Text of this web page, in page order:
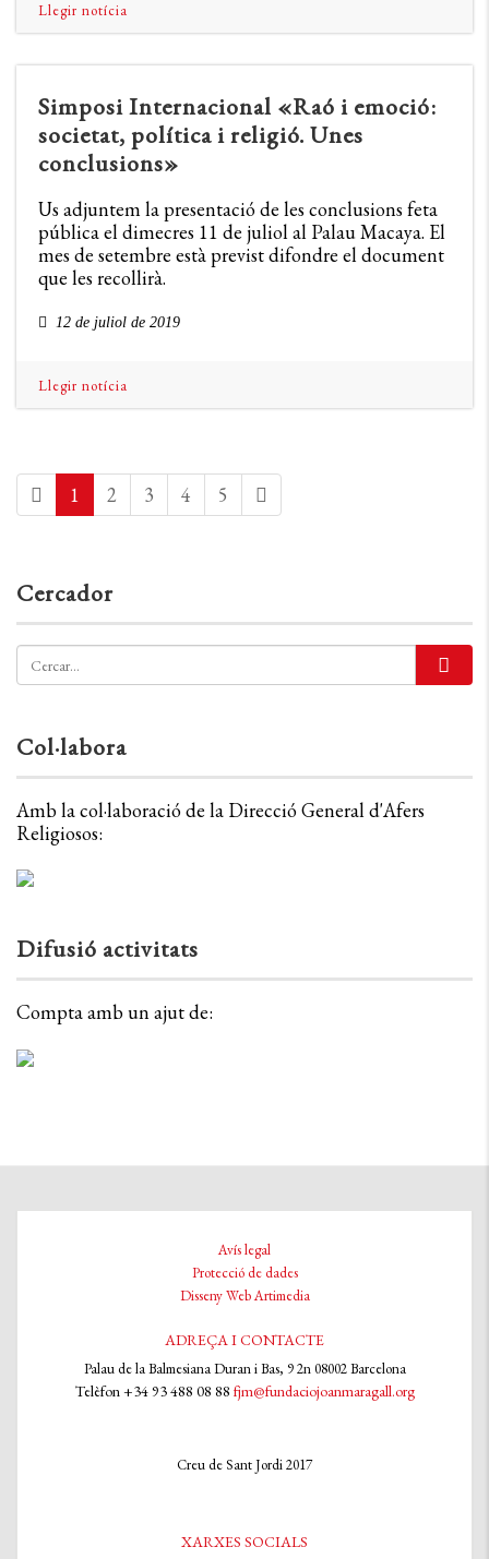
Llegir notícia
Simposi Internacional «Raó i emoció:
societat, política i religió. Unes
conclusions»
Us adjuntem la presentació de les conclusions feta
pública el dimecres 11 de juliol al Palau Macaya. El
mes de setembre està previst difondre el document
que les recollirà.
12 de juliol de 2019
Llegir notícia
1 2 3 4 5
Cercador
Col·labora
Amb la col·laboració de la Direcció General d'Afers
Religiosos:
Difusió activitats
Compta amb un ajut de:
Avís legal
Protecció de dades
Disseny Web Artimedia
ADREÇA I CONTACTE
Palau de la Balmesiana Duran i Bas, 9 2n 08002 Barcelona
Telèfon +34 93 488 08 88 fjm@fundaciojoanmaragall.org
Creu de Sant Jordi 2017
XARXES SOCIALS